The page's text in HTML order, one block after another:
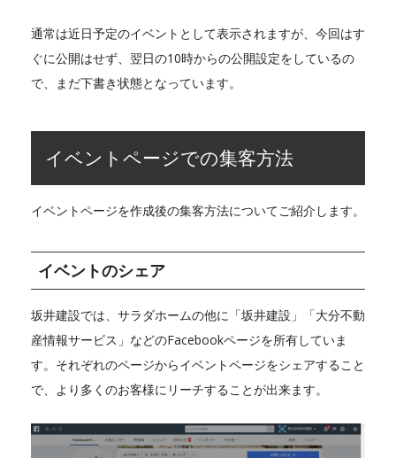
通常は近日予定のイベントとして表示されますが、今回はす
ぐに公開はせず、翌日の10時からの公開設定をしているの
で、まだ下書き状態となっています。
イベントページでの集客方法
イベントページを作成後の集客方法についてご紹介します。
イベントのシェア
坂井建設では、サラダホームの他に「坂井建設」「大分不動
産情報サービス」などのFacebookページを所有していま
す。それぞれのページからイベントページをシェアすること
で、より多くのお客様にリーチすることが出来ます。